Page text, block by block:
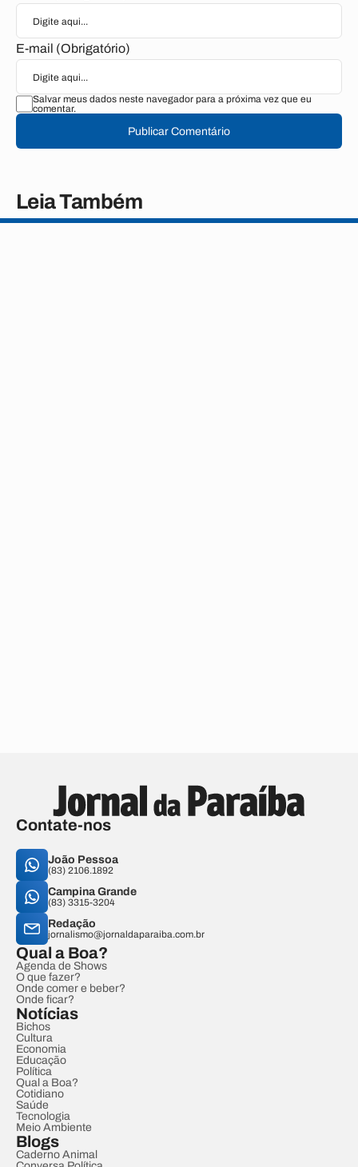
E-mail (Obrigatório)
Salvar meus dados neste navegador para a próxima vez que eu
comentar.
Publicar Comentário
Leia Também
Contate-nos
João Pessoa
(83) 2106.1892
Campina Grande
(83) 3315-3204
Redação
jornalismo@jornaldaparaiba.com.br
Qual a Boa?
Agenda de Shows
O que fazer?
Onde comer e beber?
Onde ficar?
Notícias
Bichos
Cultura
Economia
Educação
Política
Qual a Boa?
Cotidiano
Saúde
Tecnologia
Meio Ambiente
Blogs
Caderno Animal